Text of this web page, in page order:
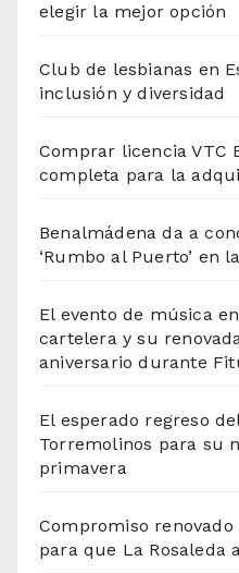
elegir la mejor opción
Club de lesbianas en
inclusión y diversidad
Comprar licencia VTC
completa para la
Benalmádena da a
‘Rumbo al Puerto’ en
El evento de música
cartelera y su
aniversario durante
El esperado regreso
Torremolinos para su
primavera
Compromiso
para que La Rosaleda